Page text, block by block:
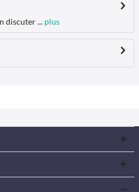
discuter ... plus